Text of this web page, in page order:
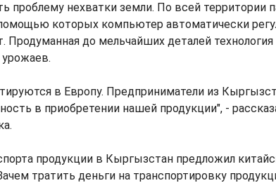
проблему нехватки земли. По всей территории
которых компьютер автоматически
Продуманная до мельчайших деталей технология
в Европу. Предприниматели из
в приобретении нашей продукции", -
продукции в Кыргызстан предложил
тратить деньги на транспортировку